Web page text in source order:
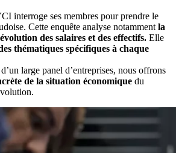
interroge ses membres pour prendre le
Cette enquête analyse notamment la
des salaires et des effectifs. Elle
thématiques spécifiques à chaque
large panel d’entreprises, nous offrons
de la situation économique du